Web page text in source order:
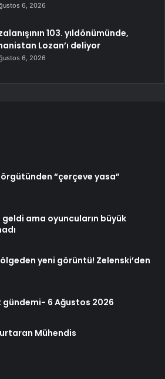
6, 2026
103. yıldönümünde,
Lozan’ı deliyor
6, 2026
“çerçeve yasa”
ama oyuncuların büyük
yeni görüntü! Zelenski’den
gündemi- 6 Ağustos 2026
Mühendis